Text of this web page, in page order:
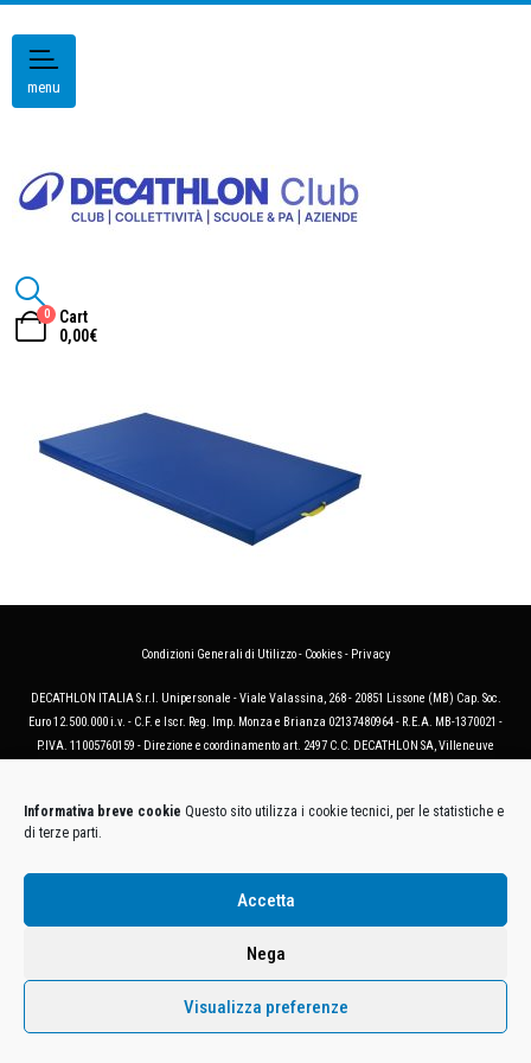
Informativa breve cookie Questo sito utilizza i cookie tecnici, per le statistiche e
di terze parti.
Accetta
Nega
Visualizza preferenze
menu
0
Cart
0,00€
Condizioni Generali di Utilizzo- Cookies- Privacy
DECATHLON ITALIA S.r.l. Unipersonale - Viale Valassina, 268 - 20851 Lissone (MB) Cap. Soc.
Euro 12.500.000 i.v. - C.F. e Iscr. Reg. Imp. Monza e Brianza 02137480964 - R.E.A. MB-1370021 -
P.IVA. 11005760159 - Direzione e coordinamento art. 2497 C.C. DECATHLON SA, Villeneuve